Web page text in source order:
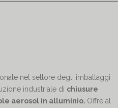
nel settore degli imballaggi
industriale di chiusure
aerosol in alluminio. Offre al